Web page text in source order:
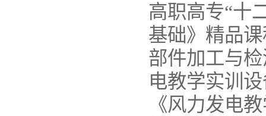
高职高专“十
基础》精品
部件加工与
电教学实训
《风力发电